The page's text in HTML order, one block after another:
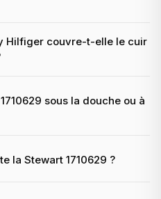
Hilfiger couvre-t-elle le cuir
sous la douche ou à
la Stewart 1710629 ?